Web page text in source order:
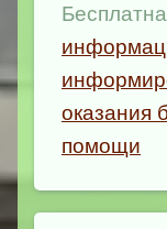
оказания
помощи